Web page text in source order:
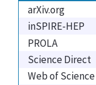
arXiv.org
inSPIRE-HEP
PROLA
Science Direct
Web of Science